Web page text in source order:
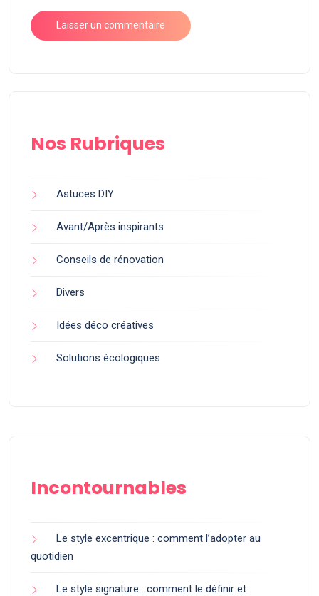
Nos Rubriques
Astuces DIY
Avant/Après inspirants
Conseils de rénovation
Divers
Idées déco créatives
Solutions écologiques
Incontournables
Le style excentrique : comment l’adopter au
quotidien
Le style signature : comment le définir et